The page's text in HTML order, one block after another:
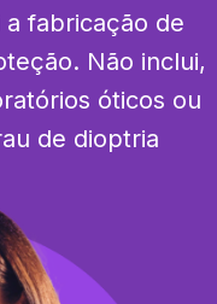
fabricação de
Não inclui,
óticos ou
de dioptria